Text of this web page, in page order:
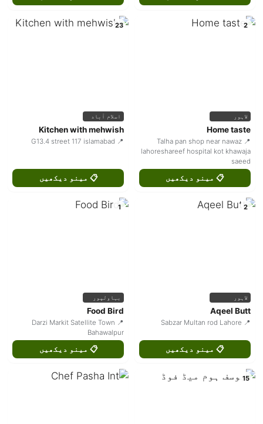
2
لاہور
Home taste
📍 Talha pan shop near nawaz
lahoreshareef hospital kot khawaja
saeed
📋 مینو دیکھیں
23
اسلام آباد
Kitchen with mehwish
📍 G13.4 street 117 islamabad
📋 مینو دیکھیں
2
لاہور
Aqeel Butt
📍 Sabzar Multan rod Lahore
📋 مینو دیکھیں
1
بہاولپور
Food Bird
📍 Darzi Markit Satellite Town
Bahawalpur
📋 مینو دیکھیں
15